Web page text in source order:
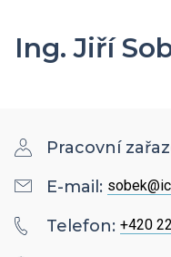
Výzkumné skupiny a
HR Award
Vědecké úspěchy
Covid-19
Operační programy
Bažantova konference
PhD Studium
Popularizace
Kontakty
Ing. Jiří
Pracovní
E-mail:
Telefon: +420